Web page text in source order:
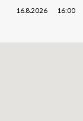
16.8.2026 16:00